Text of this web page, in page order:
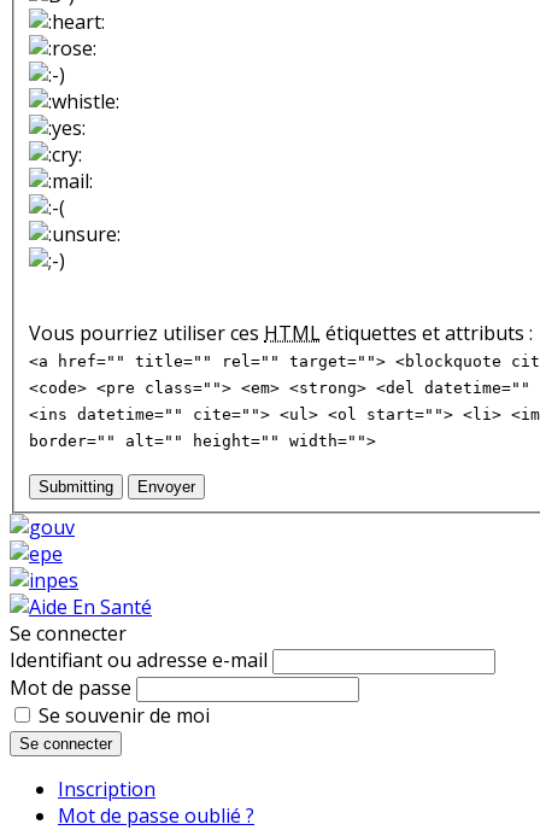
Vous pourriez utiliser ces HTMLétiquettes et attributs :
<a href="" title="" rel="" target=""> <blockquote
<code> <pre class=""> <em> <strong> <del
<ins datetime="" cite=""> <ul> <ol start=""> <li>
border="" alt="" height="" width="">
Submitting Envoyer
Se connecter
Identifiant ou adresse e-mail
Mot de passe
Se souvenir de moi
Se connecter
Inscription
Mot de passe oublié ?